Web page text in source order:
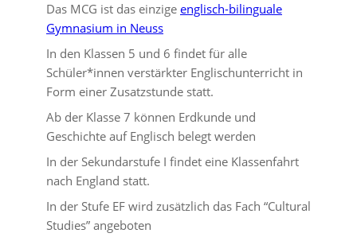
Das MCG ist das einzige englisch-bilinguale
Gymnasium in Neuss
In den Klassen 5 und 6 findet für alle
Schüler*innen verstärkter Englischunterricht in
Form einer Zusatzstunde statt.
Ab der Klasse 7 können Erdkunde und
Geschichte auf Englisch belegt werden
In der Sekundarstufe I findet eine Klassenfahrt
nach England statt.
In der Stufe EF wird zusätzlich das Fach “Cultural
Studies” angeboten